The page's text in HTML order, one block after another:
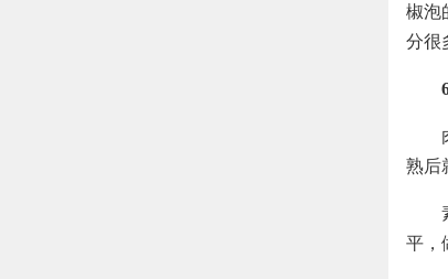
椒泡
分很
熟后
平，